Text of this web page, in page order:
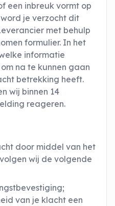
een inbreuk vormt op
je verzocht dit
met behulp
formulier. In het
informatie
na te kunnen gaan
betrekking heeft.
wij binnen 14
reageren.
door middel van het
wij de volgende
van je klacht een